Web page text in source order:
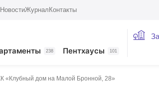
НовостиЖурнал Контакты
238 Пентхаусы 101
«Клубный дом на Малой Бронной, 28»